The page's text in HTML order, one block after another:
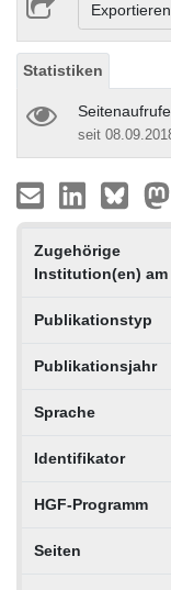
Statistiken
seit
Zugehörige
Institution(en) am
Publikationstyp
Publikationsjahr
Sprache
Identifikator
HGF-Programm
Seiten